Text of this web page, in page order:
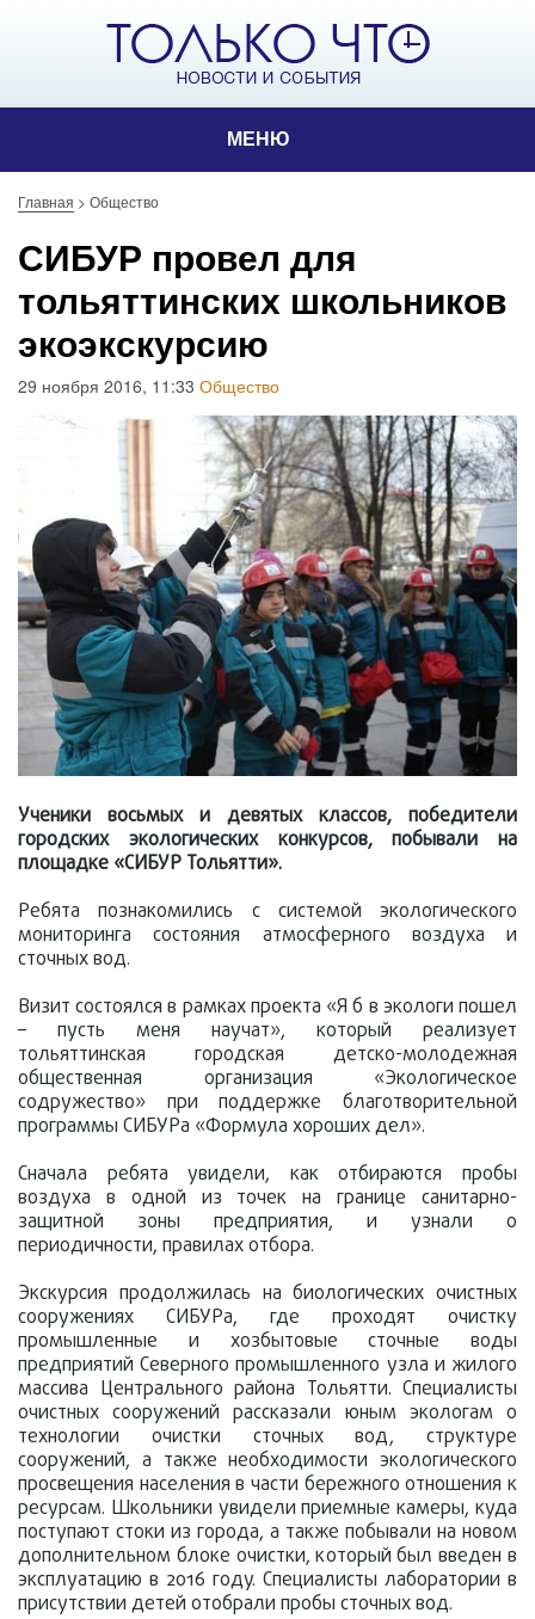
МЕНЮ
Главная > Общество
СИБУР провел для
тольяттинских школьников
экоэкскурсию
29 ноября 2016, 11:33 Общество
Ученики восьмых и девятых классов, победители
городских экологических конкурсов, побывали на
площадке «СИБУР Тольятти».
Ребята познакомились с системой экологического
мониторинга состояния атмосферного воздуха и
сточных вод.
Визит состоялся в рамках проекта «Я б в экологи пошел
– пусть меня научат», который реализует
тольяттинская городская детско-молодежная
общественная организация «Экологическое
содружество» при поддержке благотворительной
программы СИБУРа «Формула хороших дел».
Сначала ребята увидели, как отбираются пробы
воздуха в одной из точек на границе санитарно-
защитной зоны предприятия, и узнали о
периодичности, правилах отбора.
Экскурсия продолжилась на биологических очистных
сооружениях СИБУРа, где проходят очистку
промышленные и хозбытовые сточные воды
предприятий Северного промышленного узла и жилого
массива Центрального района Тольятти. Специалисты
очистных сооружений рассказали юным экологам о
технологии очистки сточных вод, структуре
сооружений, а также необходимости экологического
просвещения населения в части бережного отношения к
ресурсам. Школьники увидели приемные камеры, куда
поступают стоки из города, а также побывали на новом
дополнительном блоке очистки, который был введен в
эксплуатацию в 2016 году. Специалисты лаборатории в
присутствии детей отобрали пробы сточных вод.